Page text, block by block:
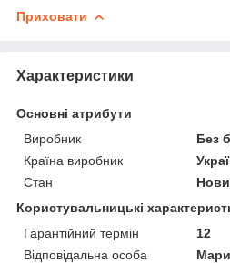
Приховати
Характеристики
Основні атрибути
Виробник
Без
Країна виробник
Стан
Користувальницькі
Гарантійний термін
12
Відповідальна особа